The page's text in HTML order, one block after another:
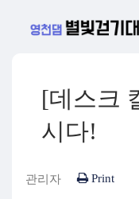
[데스크
시다!
관리자 Print